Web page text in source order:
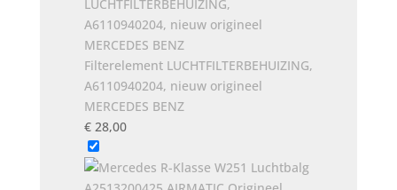
Filterelement LUCHTFILTERBEHUIZING,
A6110940204, nieuw origineel
MERCEDES BENZ
€28,00